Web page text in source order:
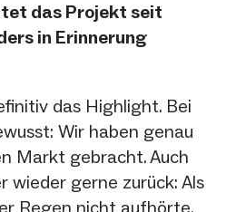
das Projekt seit
in Erinnerung
das Highlight. Bei
Wir haben genau
Markt gebracht. Auch
wieder gerne zurück: Als